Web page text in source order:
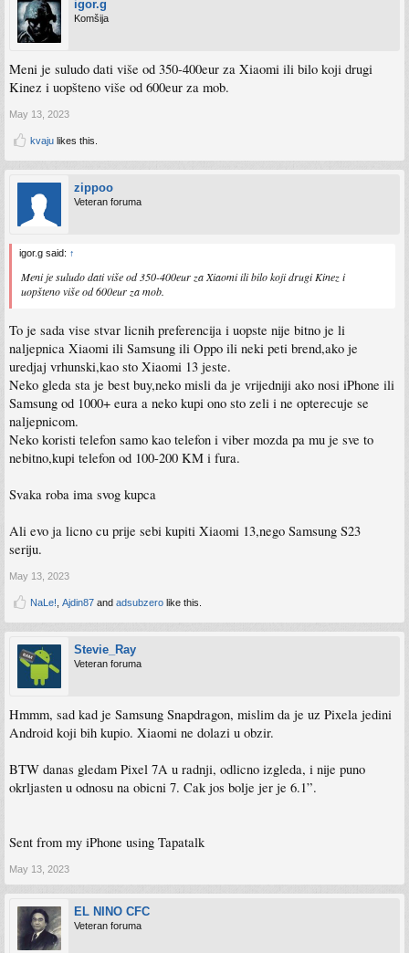
igor.g
Komšija
Meni je suludo dati više od 350-400eur za Xiaomi ili bilo koji drugi
Kinez i uopšteno više od 600eur za mob.
May 13, 2023
kvaju likes this.
zippoo
Veteran foruma
igor.g said: ↑
Meni je suludo dati više od 350-400eur za Xiaomi ili bilo koji drugi Kinez i
uopšteno više od 600eur za mob.
To je sada vise stvar licnih preferencija i uopste nije bitno je li
naljepnica Xiaomi ili Samsung ili Oppo ili neki peti brend,ako je
uredjaj vrhunski,kao sto Xiaomi 13 jeste.
Neko gleda sta je best buy,neko misli da je vrijedniji ako nosi iPhone ili
Samsung od 1000+ eura a neko kupi ono sto zeli i ne opterecuje se
naljepnicom.
Neko koristi telefon samo kao telefon i viber mozda pa mu je sve to
nebitno,kupi telefon od 100-200 KM i fura.
Svaka roba ima svog kupca
Ali evo ja licno cu prije sebi kupiti Xiaomi 13,nego Samsung S23
seriju.
May 13, 2023
NaLe! Ajdin87 and adsubzero like this.
Stevie_Ray
Veteran foruma
Hmmm, sad kad je Samsung Snapdragon, mislim da je uz Pixela jedini
Android koji bih kupio. Xiaomi ne dolazi u obzir.
BTW danas gledam Pixel 7A u radnji, odlicno izgleda, i nije puno
okrljasten u odnosu na obicni 7. Cak jos bolje jer je 6.1”.
Sent from my iPhone using Tapatalk
May 13, 2023
EL NINO CFC
Veteran foruma